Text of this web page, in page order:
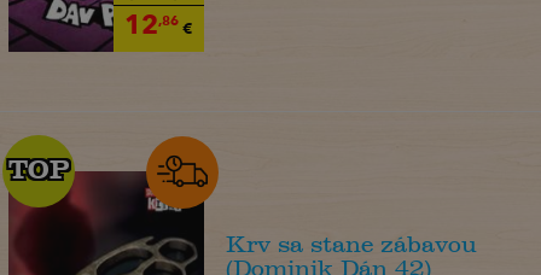
12,86€
TOP
TOP
Krv sa stane zábavou
(Dominik Dán 42)